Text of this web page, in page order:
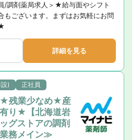
/調剤薬局求人＞★給与面やシフト
もございます。まずはお気軽にお問
詳細を見る
) 正社員
残業少なめ★産
り★【北海道岩
グストアの調剤
務メイン≫